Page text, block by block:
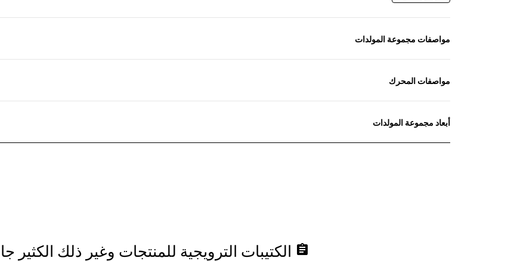
مواصفات مجموعة المولدات
مواصفات المحرك
أبعاد مجموعة المولدات
assignment الكتيبات الترويجية للمنتجات وغير ذلك الكثير